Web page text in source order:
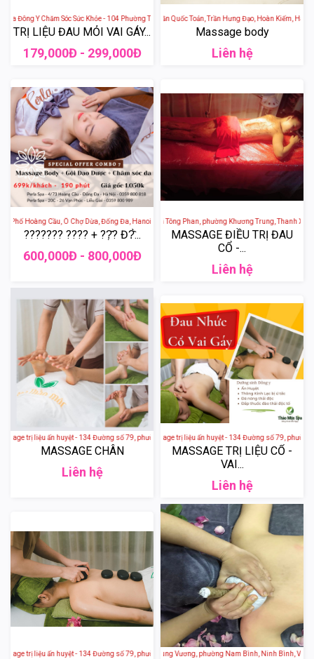
Đông Y Chăm Sóc Sức Khỏe - 104 Phường Trung Phụng, Trung Phụng, Đống Đa, Hà Nội, Việt
TRỊ LIỆU ĐAU MỎI VAI GÁY...
179,000Đ - 299,000Đ
Mộc Spa - 65a Phố Trần Quốc Toản, Trần Hưng Đạo, Hoàn Kiếm, Hà
Massage body
Liên hệ
Phố Hoàng Cầu, Ô Chợ Dừa, Đống Đa, Hanoi, Vietnam
??????? ???? + ??̣̂? Đ?̂̀...
600,000Đ - 800,000Đ
QUẾ SPA - 223 Phố Vũ Tông Phan, phường Khương Trung, Thanh
MASSAGE ĐIỀU TRỊ ĐAU
CỔ -...
Liên hệ
trị liệu ấn huyệt - 134 Đường số 79, phường Tân Quy, Quận 7, Thành phố Hồ Chí Minh, Việt
MASSAGE CHÂN
Liên hệ
Spa Thảo Mộc - Massage trị liệu ấn huyệt - 134 Đường số 79, phường
MASSAGE TRỊ LIỆU CỔ -
VAI...
Liên hệ
trị liệu ấn huyệt - 134 Đường số 79, phường Tân Quy, Quận 7, Thành phố Hồ Chí Minh, Việt
Mộc Miên Spa - 92 Hùng Vương, phường Nam Bình, Ninh Bình, Việt